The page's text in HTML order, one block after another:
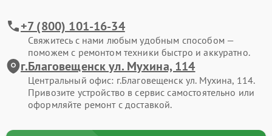
+7 (800) 101-16-34
Свяжитесь с нами любым удобным способом —
поможем с ремонтом техники быстро и аккуратно.
г.Благовещенск ул. Мухина, 114
Центральный офис: г.Благовещенск ул. Мухина, 114.
Привозите устройство в сервис самостоятельно или
оформляйте ремонт с доставкой.